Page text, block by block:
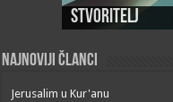
Stvoritelj
Najnoviji članci
Jerusalim u Kur'anu